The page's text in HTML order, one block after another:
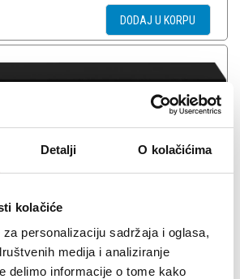
Detalji O kolačićima
kolačiće
personalizaciju sadržaja i oglasa,
medija i analiziranje
delimo informacije o tome kako
DODAJ U KORPU
kontroler